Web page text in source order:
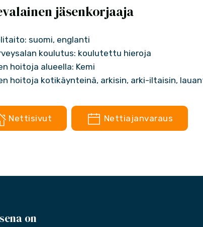
jäsenkorjaaja
suomi, englanti
koulutus: koulutettu hieroja
hoitoja alueella: Kemi
hoitoja kotikäynteinä, arkisin, arki-iltaisin,
Nettisivut Nettiajanvaraus
on